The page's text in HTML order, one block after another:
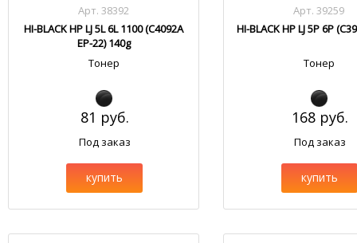
Арт. 38392
HI-BLACK HP LJ 5L 6L 1100 (C4092A
EP-22) 140g
Тонер
81 руб.
Под заказ
купить
Арт. 39259
HI-BLACK HP LJ 5P 6P
Тонер
168 руб.
Под заказ
купить